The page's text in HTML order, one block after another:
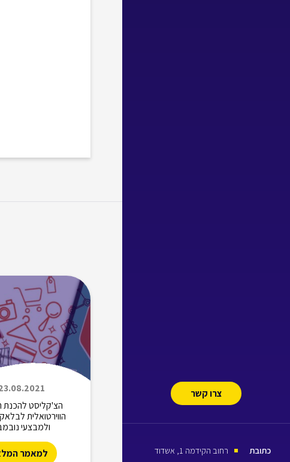
צרו קשר
כתובת רחוב הקידמה 1, אשדוד
הצ'קליסט להכנת
הווירטואלית לבלאק
ולמבצעי
למאמר